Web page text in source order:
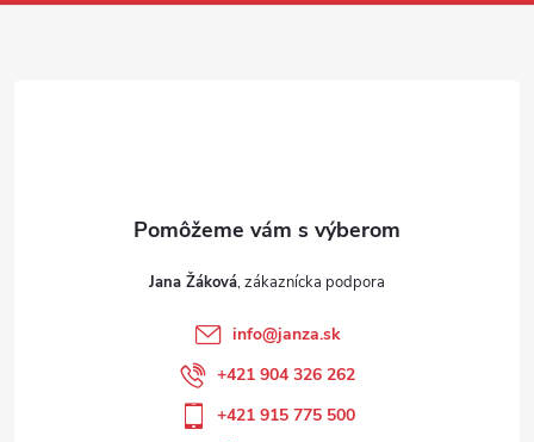
Jana Žáková
info@janza.sk
+421 904 326 262
+421 915 775 500